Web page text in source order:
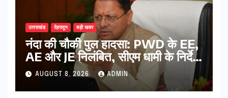
उत्तराखंड देहरादून बड़ी खबर
नंदा की चौकी पुल हादसा: PWD के EE,
AE और JE निलंबित, सीएम धामी के निर्देश
पर सख्त कार्रवाई
AUGUST 8, 2026 ADMIN